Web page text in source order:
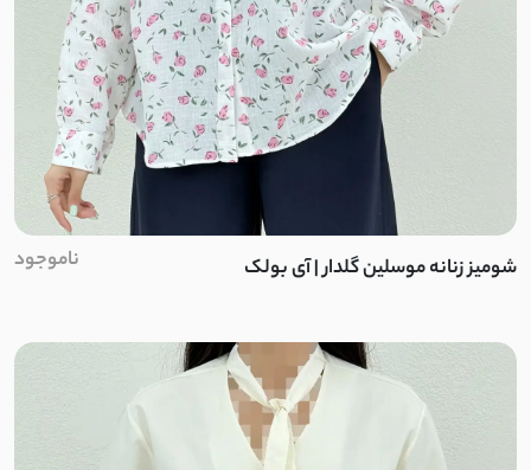
کرپ نخ
جودون
کرپ آنجلیکا
کرپ مازراتی
سوپر سافت
نخ بامبو
شومیز زنانه موسلین گلدار | آی بولک ناموجود